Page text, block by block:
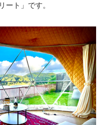
ート」です。